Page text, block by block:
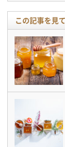
この記事を見